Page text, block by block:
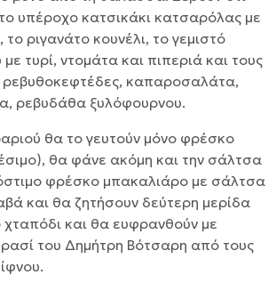
υπέροχο κατσικάκι κατσαρόλας με
ριγανάτο κουνέλι, το γεμιστό
τυρί, ντομάτα και πιπεριά και τους
καπαροσαλάτα,
ρεβυδάθα ξυλόφουρνου.
θα το γευτούν μόνο φρέσκο
θα φάνε ακόμη και την σάλτσα
φρέσκο μπακαλιάρο με σάλτσα
και θα ζητήσουν δεύτερη μερίδα
και θα ευφρανθούν με
του Δημήτρη Βότσαρη από τους